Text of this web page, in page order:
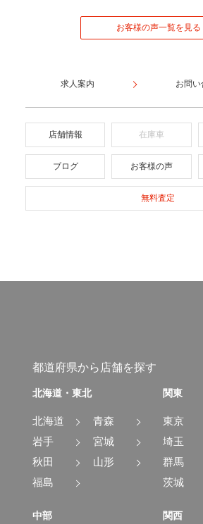
お客様の声一覧を見る
求人案内 お問
店舗情報 在庫車
ブログ お客様の声
無料査定
都道府県から店舗を探す
北海道・東北
北海道
青森
岩手
宮城
秋田
山形
福島
関東
東京
埼玉
群馬
茨城
中部 関西